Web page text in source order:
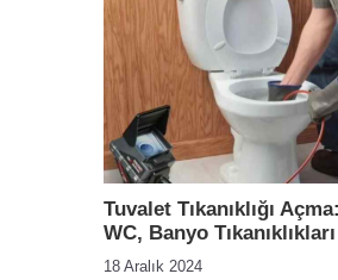
Tuvalet Tıkanıklığı
WC, Banyo Tıkanıklıkları
18 Aralık 2024